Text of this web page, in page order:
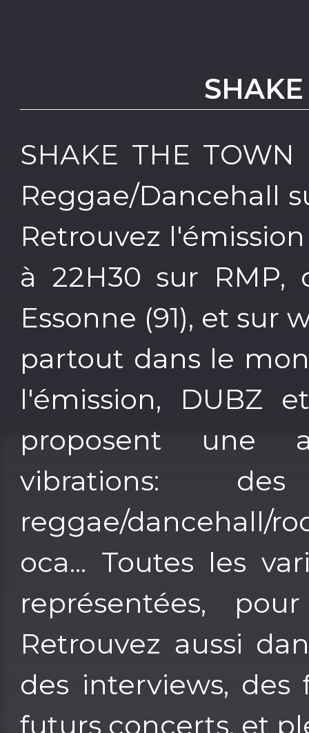
SHAKE THE
Reggae/Dancehall
Retrouvez
à 22H30 sur RMP,
Essonne (91), et sur
partout dans le
l'émission, DUBZ
proposent une
vibrations:
reggae/dancehall/
oca... Toutes les
représentées,
Retrouvez aussi
des interviews, des
futurs concerts, et